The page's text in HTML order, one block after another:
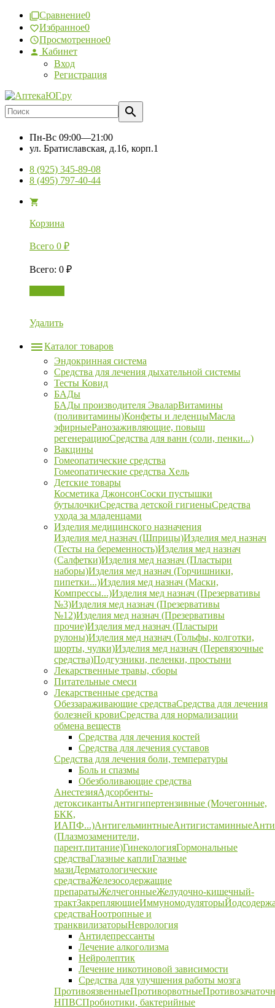
Сравнение0
Избранное0
Просмотренное0
Кабинет
Вход
Регистрация
Пн-Вс 09:00—21:00
ул. Братиславская, д.16, корп.1
8 (925) 345-89-08
8 (495) 797-40-44
Корзина
Всего 0 ₽
Всего: 0 ₽
Удалить
Каталог товаров
Эндокринная система
Средства для лечения дыхательной системы
Тесты Ковид
БАДы
БАДы производителя ЭваларВитамины
(поливитамины)Конфеты и леденцыМасла
эфирныеРанозаживляющие, повыш
регенерациюСредства для ванн (соли, пенки...)
Вакцины
Гомеопатические средства
Гомеопатические средства Хель
Детские товары
Косметика ДжонсонСоски пустышки
бутылочкиСредства детской гигиеныСредства
ухода за младенцами
Изделия медицинского назначения
Изделия мед назнач (Шприцы)Изделия мед назнач
(Тесты на беременность)Изделия мед назнач
(Салфетки)Изделия мед назнач (Пластыри
наборы)Изделия мед назнач (Горчишники,
пипетки...)Изделия мед назнач (Маски,
Компрессы...)Изделия мед назнач (Презервативы
№3)Изделия мед назнач (Презервативы
№12)Изделия мед назнач (Презервативы
прочие)Изделия мед назнач (Пластыри
рулоны)Изделия мед назнач (Гольфы, колготки,
шорты, чулки)Изделия мед назнач (Перевязочные
средства)Подгузники, пеленки, простыни
Лекарственные травы, сборы
Питательные смеси
Лекарственные средства
Обеззараживающие средстваСредства для лечения
болезней кровиСредства для нормализации
обмена веществ
Средства для лечения костей
Средства для лечения суставов
Средства для лечения боли, температуры
Боль и спазмы
Обезболивающие средства
АнестезияАдсорбенты-
детоксикантыАнтигипертензивные (Мочегонные,
БКК,
ИАПФ...)АнтигельминтныеАнтигистаминные
(Плазмозаменители,
парент.питание)ГинекологияГормональные
средстваГлазные каплиГлазные
мазиДерматологические
средстваЖелезосодержащие
препаратыЖелчегонныеЖелудочно-кишечный-
трактЗакрепляющиеИммуномодуляторы
средстваНоотропные и
транквилизаторыНеврология
Антидепрессанты
Лечение алкоголизма
Нейролептик
Лечение никотиновой зависимости
Средства для улучшения работы мозга
ПротивоязвенныеПротиворвотные
НПВСПробиотики, бактерийные